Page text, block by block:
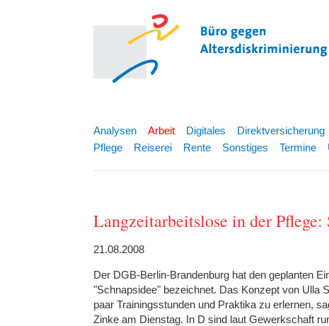
Analysen Arbeit Digitales Direktversicherung
Pflege
Reiserei Rente Sonstiges Termine
Langzeitarbeitslose in der Pflege:
21.08.2008
Der DGB-Berlin-Brandenburg hat den geplanten
"Schnapsidee" bezeichnet. Das Konzept von Ulla
paar Trainingsstunden und Praktika zu erlernen,
Zinke am Dienstag. In D sind laut Gewerkschaft